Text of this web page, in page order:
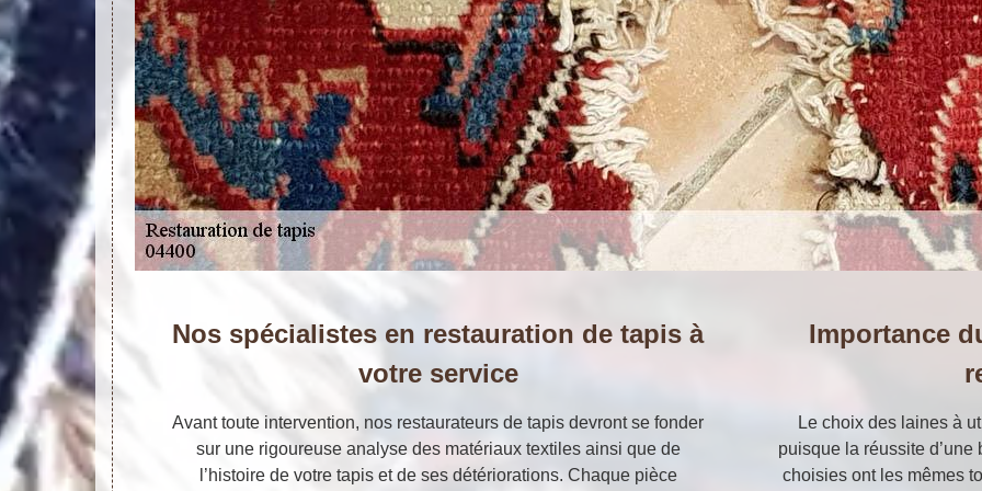
Nos spécialistes en restauration de tapis à
votre service
Avant toute intervention, nos restaurateurs de tapis devront se fonder
sur une rigoureuse analyse des matériaux textiles ainsi que de
l’histoire de votre tapis et de ses détériorations. Chaque pièce
Importance
Le choix des laines à
puisque la réussite
choisies ont les mêmes